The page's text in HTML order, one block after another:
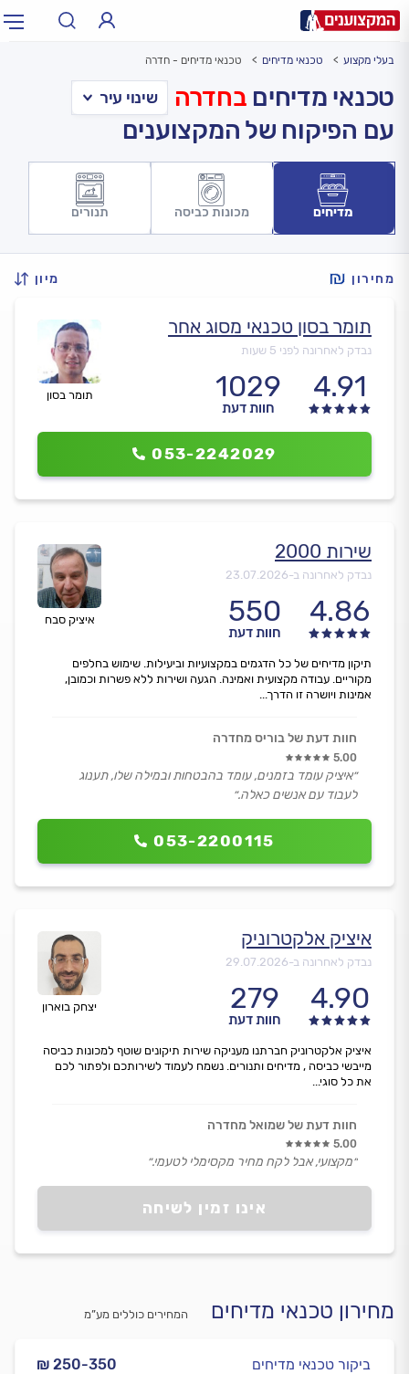
עירעיר: תל אביב, חיפה…
בעלי מקצוע טכנאי מדיחים טכנאי מדיחים - חדרה
טכנאי מדיחים בחדרה
עם הפיקוח של המקצוענים
מדיחים מכונות כביסה תנורים
מחירון מיון
תומר בסון
תומר בסון טכנאי מסוג אחר
נבדק לאחרונה לפני 5 שעות
4.91
1029
חוות דעת
053-2242029
איציק סבח
שירות 2000
נבדק לאחרונה ב-23.07.2026
4.86
550
חוות דעת
053-2200115
תיקון מדיחים של כל הדגמים במקצועיות וביעילות. שימוש בחלפים
מקוריים. עבודה מקצועית ואמינה. הגעה ושירות ללא פשרות וכמובן,
אמינות ויושרה זו הדרך...
חוות דעת של בוריס מחדרה
5.00
״איציק עומד בזמנים, עומד בהבטחות ובמילה שלו, תענוג
לעבוד עם אנשים כאלה.״
יצחק בוארון
איציק אלקטרוניק
נבדק לאחרונה ב-29.07.2026
4.90
279
חוות דעת
אינו זמין לשיחה
איציק אלקטרוניק חברתנו מעניקה שירות תיקונים שוטף למכונות כביסה
מייבשי כביסה , מדיחים ותנורים. נשמח לעמוד לשירותכם ולפתור לכם
את כל סוגי...
חוות דעת של שמואל מחדרה
5.00
״מקצועי, אבל לקח מחיר מקסימלי לטעמי.״
מחירון טכנאי מדיחים המחירים כוללים מע”מ
₪ 250-350 ביקור טכנאי מדיחים